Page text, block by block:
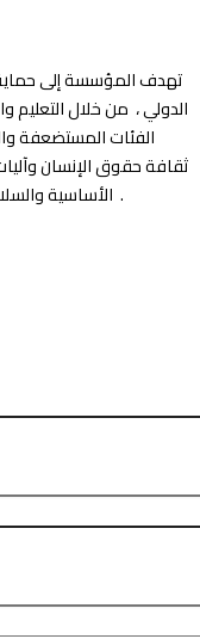
تهدف المؤسسة إلى
الدولي ، من خلال التعليم
الفئات المستضعفة
ثقافة حقوق الإنسان
الأساسية والسلام، والقيام بأعمال التعليم على جميع المستويات .